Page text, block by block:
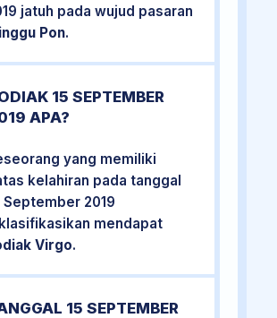
jatuh pada wujud pasaran
Pon.
15 SEPTEMBER
APA?
yang memiliki
kelahiran pada tanggal
September 2019
mendapat
Virgo.
15 SEPTEMBER